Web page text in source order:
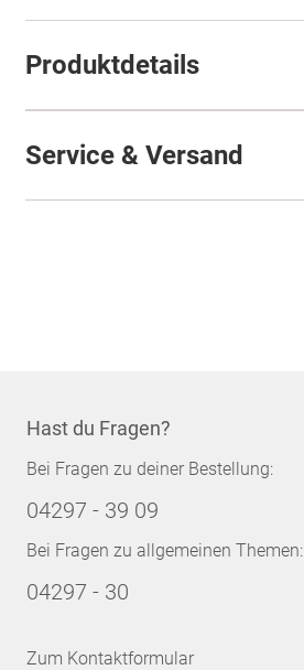
Produktdetails
Service & Versand
Hast du Fragen?
Bei Fragen zu deiner Bestellung:
04297 - 39 09
Bei Fragen zu allgemeinen Themen:
04297 - 30
Zum Kontaktformular